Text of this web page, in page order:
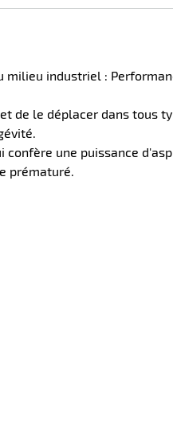
milieu industriel :
de le déplacer dans tous
une puissance
prématuré.